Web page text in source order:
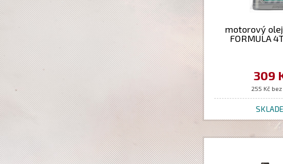
motorový
FORMULA
309
255 Kč bez